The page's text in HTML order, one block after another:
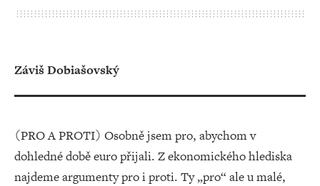
Záviš Dobiašovský
(PRO A PROTI) Osobně jsem pro, abychom v
dohledné době euro přijali. Z ekonomického hlediska
najdeme argumenty pro i proti. Ty „pro“ ale u malé,